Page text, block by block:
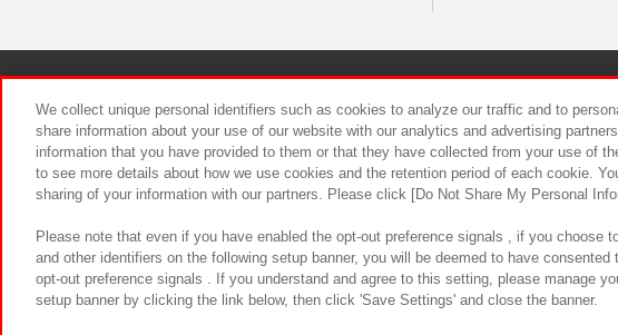
食品のご提供について
We collect unique personal identifiers such as cookies to analyze our traffic and to
share information about your use of our website with our analytics and advertising
information that you have provided to them or that they have collected from your use of
to see more details about how we use cookies and the retention period of each cookie.
sharing of your information with our partners. Please click [Do Not Share My Personal
Please note that even if you have enabled the opt-out preference signals , if you choose
and other identifiers on the following setup banner, you will be deemed to have
opt-out preference signals . If you understand and agree to this setting, please manage
setup banner by clicking the link below, then click 'Save Settings' and close the banner.